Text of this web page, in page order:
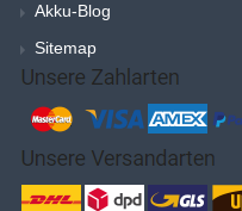
Akku-Blog
Sitemap